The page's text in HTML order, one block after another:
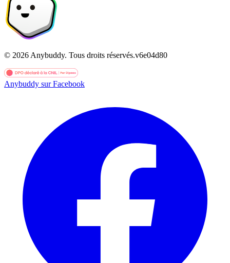
© 2026 Anybuddy. Tous droits réservés.v6e04d80
Anybuddy sur Facebook